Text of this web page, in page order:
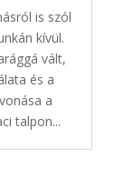
is szól
kívül.
vált,
és a
a
talpon...